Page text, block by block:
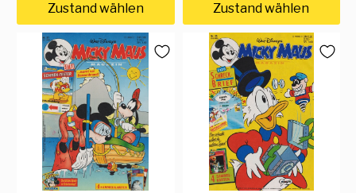
Zustand wählen Zustand wählen